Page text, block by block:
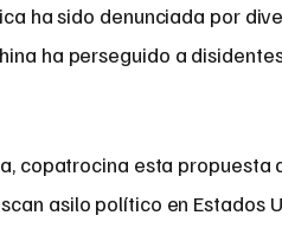
ha sido denunciada por
ha perseguido a
copatrocina esta
asilo político en Estados